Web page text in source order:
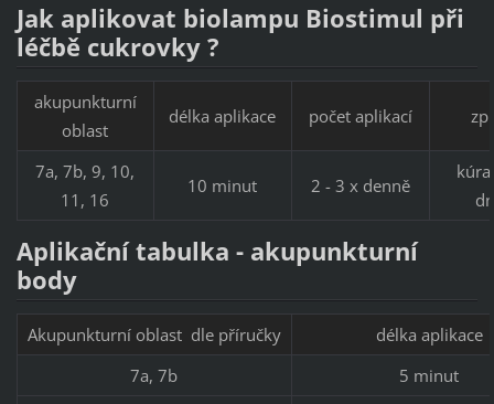
Jak aplikovat biolampu Biostimul při
léčbě cukrovky ?
akupunkturní
oblast
délka aplikace počet aplikací
7a, 7b, 9, 10,
11, 16
10 minut 2 - 3 x denně
Aplikační tabulka - akupunkturní
body
Akupunkturní oblast dle příručky
délka aplikace
7a, 7b
5 minut